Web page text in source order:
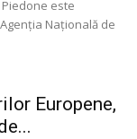
este
Națională de
Europene,